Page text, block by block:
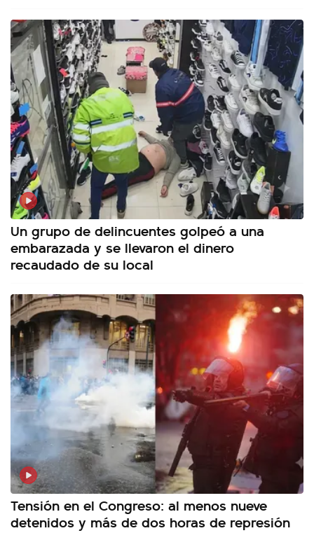
Un grupo de delincuentes golpeó a una
embarazada y se llevaron el dinero
recaudado de su local
Tensión en el Congreso: al menos nueve
detenidos y más de dos horas de represión